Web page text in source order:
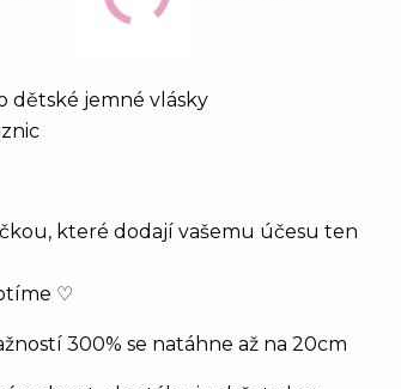
dětské jemné vlásky
které dodají vašemu účesu ten
♡
300% se natáhne až na 20cm